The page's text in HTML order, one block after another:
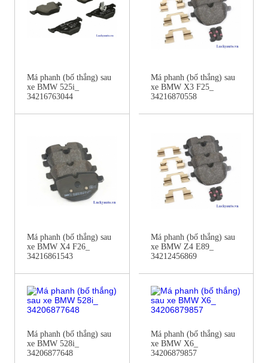
Má phanh (bố thắng) sau
xe BMW 525i_
34216763044
Má phanh (bố thắng) sau
xe BMW X3 F25_
34216870558
Má phanh (bố thắng) sau
xe BMW X4 F26_
34216861543
Má phanh (bố thắng) sau
xe BMW Z4 E89_
34212456869
Má phanh (bố thắng) sau
xe BMW 528i_
34206877648
Má phanh (bố thắng) sau
xe BMW X6_
34206879857